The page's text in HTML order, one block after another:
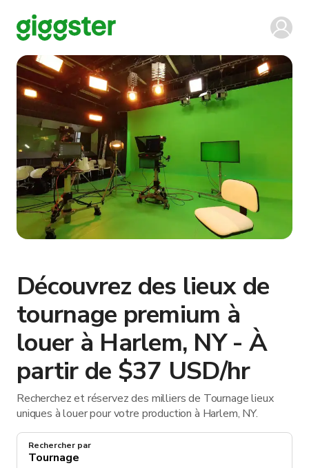
Découvrez des lieux de
tournage premium à
louer à Harlem, NY - À
partir de $37 USD/hr
Recherchez et réservez des milliers de Tournage lieux
uniques à louer pour votre production à Harlem, NY.
Rechercher par